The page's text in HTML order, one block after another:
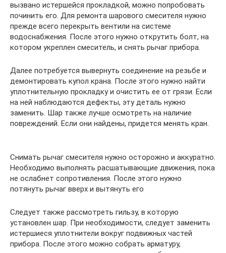
вызвано истершейся прокладкой, можно попробовать
починить его. Для ремонта шарового смесителя нужно
прежде всего перекрыть вентили на системе
водоснабжения. После этого нужно открутить болт, на
котором укреплен смеситель, и снять рычаг прибора.
Далее потребуется вывернуть соединение на резьбе и
демонтировать купол крана. После этого нужно найти
уплотнительную прокладку и очистить ее от грязи. Если
на ней наблюдаются дефекты, эту деталь нужно
заменить. Шар также лучше осмотреть на наличие
повреждений. Если они найдены, придется менять кран.
Снимать рычаг смесителя нужно осторожно и аккуратно.
Необходимо выполнять расшатывающие движения, пока
не ослабнет сопротивления. После этого нужно
потянуть рычаг вверх и вытянуть его
Следует также рассмотреть гильзу, в которую
установлен шар. При необходимости, следует заменить
истершиеся уплотнители вокруг подвижных частей
прибора. После этого можно собрать арматуру,